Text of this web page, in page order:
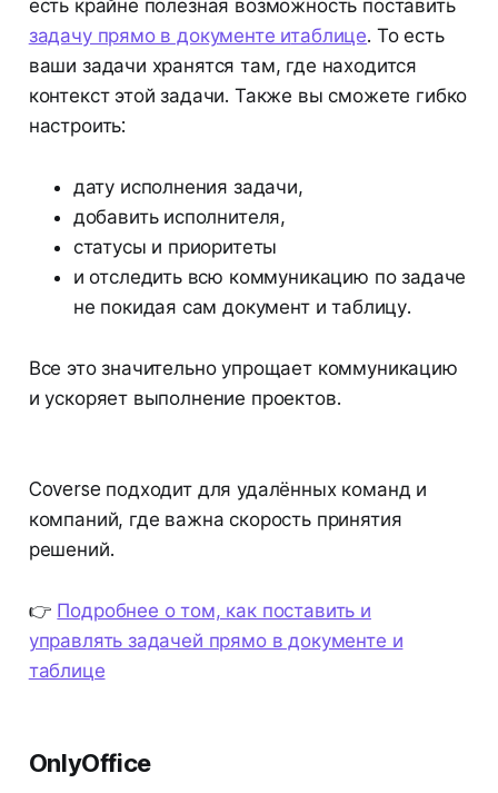
есть крайне полезная возможность поставить
задачу прямо в документе итаблице. То есть
ваши задачи хранятся там, где находится
контекст этой задачи. Также вы сможете гибко
настроить:
дату исполнения задачи,
добавить исполнителя,
статусы и приоритеты
и отследить всю коммуникацию по задаче
не покидая сам документ и таблицу.
Все это значительно упрощает коммуникацию
и ускоряет выполнение проектов.
Coverse подходит для удалённых команд и
компаний, где важна скорость принятия
решений.
👉 Подробнее о том, как поставить и
управлять задачей прямо в документе и
таблице
OnlyOffice